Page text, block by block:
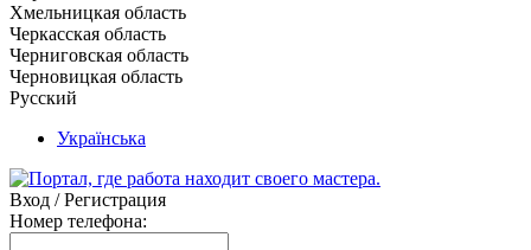
Хмельницкая область
Черкасская область
Черниговская область
Черновицкая область
Русский
Українська
Вход / Регистрация
Номер телефона: